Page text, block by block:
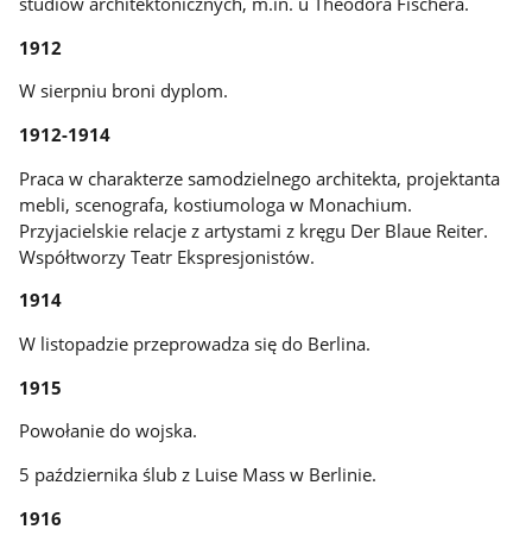
1912
W sierpniu broni dyplom.
1912-1914
Praca w charakterze samodzielnego architekta, projektanta
mebli, scenografa, kostiumologa w Monachium.
Przyjacielskie relacje z artystami z kręgu Der Blaue Reiter.
Współtworzy Teatr Ekspresjonistów.
1914
W listopadzie przeprowadza się do Berlina.
1915
Powołanie do wojska.
5 października ślub z Luise Mass w Berlinie.
1916